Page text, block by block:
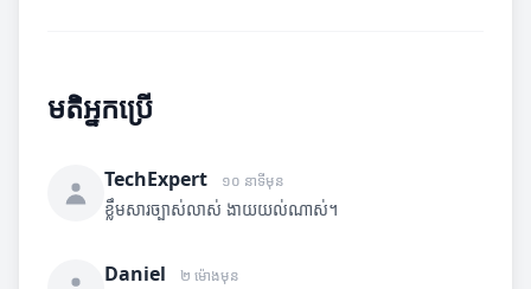
មតិអ្នកប្រើ
TechExpert ១០ នាទីមុន
ខ្លឹមសារច្បាស់លាស់ ងាយយល់ណាស់។
Daniel ២ ម៉ោងមុន